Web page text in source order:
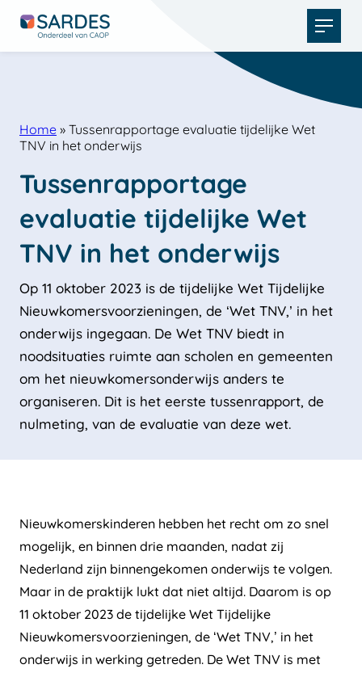
Open
menu
Home » Tussenrapportage evaluatie tijdelijke Wet
TNV in het onderwijs
Tussenrapportage
evaluatie tijdelijke Wet
TNV in het onderwijs
Op 11 oktober 2023 is de tijdelijke Wet Tijdelijke
Nieuwkomersvoorzieningen, de ‘Wet TNV,’ in het
onderwijs ingegaan. De Wet TNV biedt in
noodsituaties ruimte aan scholen en gemeenten
om het nieuwkomersonderwijs anders te
organiseren. Dit is het eerste tussenrapport, de
nulmeting, van de evaluatie van deze wet.
Nieuwkomerskinderen hebben het recht om zo snel
mogelijk, en binnen drie maanden, nadat zij
Nederland zijn binnengekomen onderwijs te volgen.
Maar in de praktijk lukt dat niet altijd. Daarom is op
11 oktober 2023 de tijdelijke Wet Tijdelijke
Nieuwkomersvoorzieningen, de ‘Wet TNV,’ in het
onderwijs in werking getreden. De Wet TNV is met